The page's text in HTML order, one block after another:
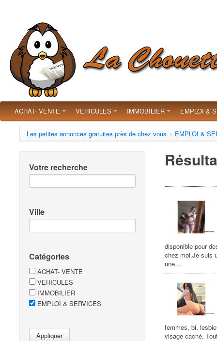
ACHAT- VENTE VEHICULES IMMOBILIER EMPLOI &
Les petites annonces gratuites près de chez vous » EMPLOI &
Votre recherche
Ville
Catégories
ACHAT- VENTE
VEHICULES
IMMOBILIER
EMPLOI & SERVICES
Appliquer
disponible pour
chez moi.Je suis
une...
femmes, bi,
visage caché.